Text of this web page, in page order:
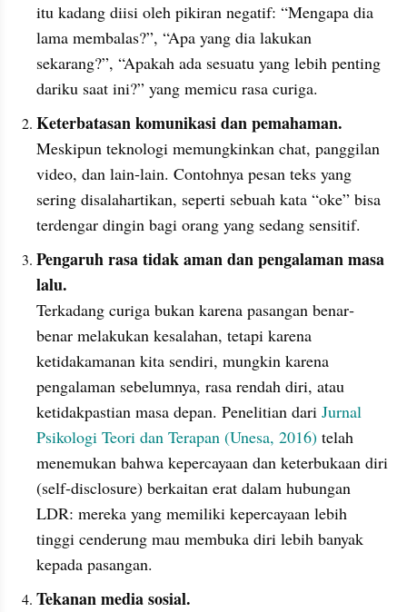
itu kadang diisi oleh pikiran negatif: “Mengapa dia
lama membalas?”, “Apa yang dia lakukan
sekarang?”, “Apakah ada sesuatu yang lebih penting
dariku saat ini?” yang memicu rasa curiga.
Keterbatasan komunikasi dan pemahaman.
Meskipun teknologi memungkinkan chat, panggilan
video, dan lain‐lain. Contohnya pesan teks yang
sering disalahartikan, seperti sebuah kata “oke” bisa
terdengar dingin bagi orang yang sedang sensitif.
Pengaruh rasa tidak aman dan pengalaman masa
lalu.
Terkadang curiga bukan karena pasangan benar‐
benar melakukan kesalahan, tetapi karena
ketidakamanan kita sendiri, mungkin karena
pengalaman sebelumnya, rasa rendah diri, atau
ketidakpastian masa depan. Penelitian dari Jurnal
Psikologi Teori dan Terapan (Unesa, 2016) telah
menemukan bahwa kepercayaan dan keterbukaan diri
(self-disclosure) berkaitan erat dalam hubungan
LDR: mereka yang memiliki kepercayaan lebih
tinggi cenderung mau membuka diri lebih banyak
kepada pasangan.
Tekanan media sosial.